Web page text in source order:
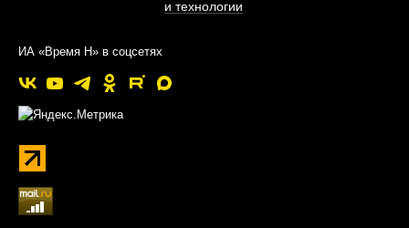
и технологии
ИА «Время Н» в соцсетях